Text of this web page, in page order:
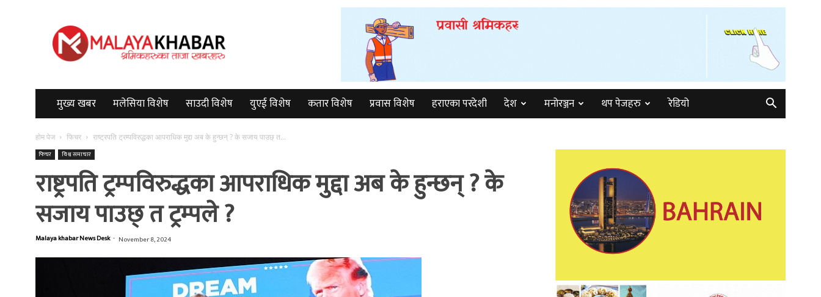
Malayakhabar
मुख्य खबर मलेसिया विशेष साउदी विशेष युएई विशेष कतार विशेष प्रवास विशेष हराएका परदेशी देश मनोरञ्जन थप पेजहरु रेडियो
होम पेज फिचर राष्ट्रपति ट्रम्पविरुद्धका आपराधिक मुद्दा अब के हुन्छन् ? के सजाय पाउछ् त...
फिचर विश्व समाचार
राष्ट्रपति ट्रम्पविरुद्धका आपराधिक मुद्दा अब के हुन्छन् ? के
सजाय पाउछ् त ट्रम्पले ?
Malaya khabar News Desk - November 8, 2024